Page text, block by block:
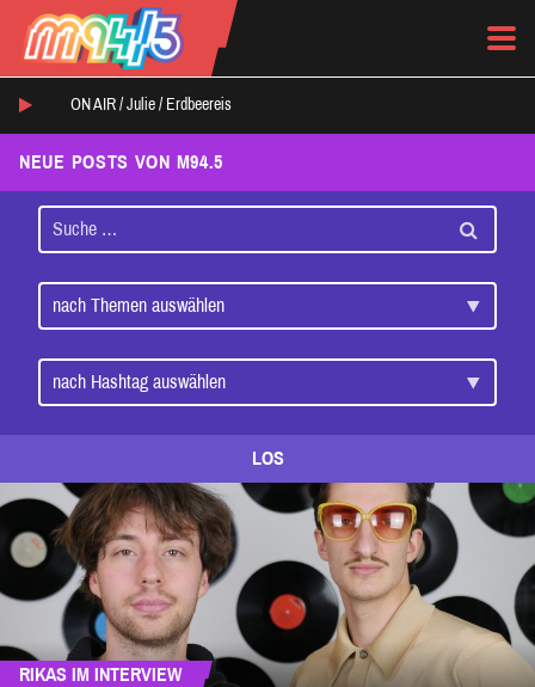
ON AIR / Julie / Erdbeereis
NEUE POSTS VON M94.5
LOS
RIKAS IM INTERVIEW